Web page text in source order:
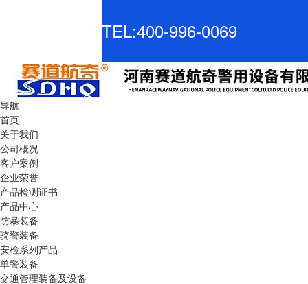
TEL:400-996-0069
导航
首页
关于我们
公司概况
客户案例
企业荣誉
产品检测证书
产品中心
防暴装备
骑警装备
安检系列产品
单警装备
交通管理装备及设备